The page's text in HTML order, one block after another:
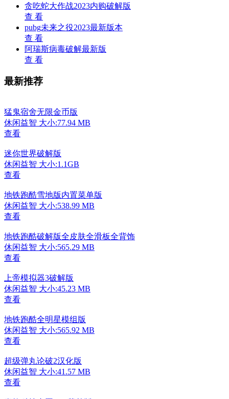
贪吃蛇大作战2023内购破解版
查 看
pubg未来之役2023最新版本
查 看
阿瑞斯病毒破解最新版
查 看
最新推荐
猛鬼宿舍无限金币版
休闲益智 大小:77.94 MB
查看
迷你世界破解版
休闲益智 大小:1.1GB
查看
地铁跑酷雪地版内置菜单版
休闲益智 大小:538.99 MB
查看
地铁跑酷破解版全皮肤全滑板全背饰
休闲益智 大小:565.29 MB
查看
上帝模拟器3破解版
休闲益智 大小:45.23 MB
查看
地铁跑酷全明星模组版
休闲益智 大小:565.92 MB
查看
超级弹丸论破2汉化版
休闲益智 大小:41.57 MB
查看